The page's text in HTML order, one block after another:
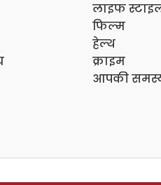
लाइफ
फिल्म
हेल्थ
क्राइम
आपकी